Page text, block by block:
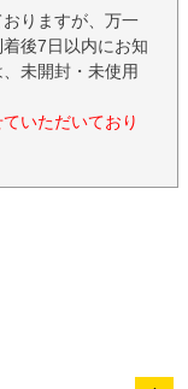
りますが、万一
後7日以内にお知
未開封・未使用
いただいており